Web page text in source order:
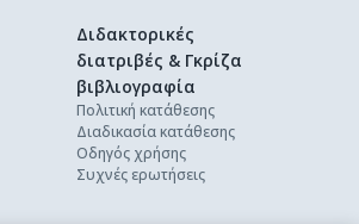
Διδακτορικές
διατριβές & Γκρίζα
βιβλιογραφία
Πολιτική κατάθεσης
Διαδικασία κατάθεσης
Οδηγός χρήσης
Συχνές ερωτήσεις